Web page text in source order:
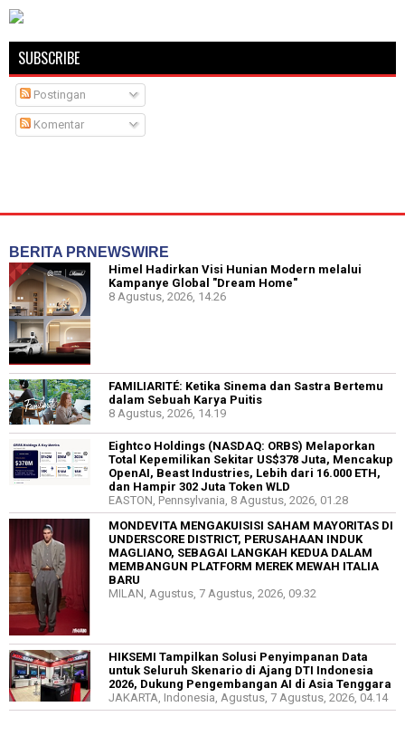
SUBSCRIBE
Postingan
Komentar
BERITA PRNEWSWIRE
Himel Hadirkan Visi Hunian Modern melalui
Kampanye Global "Dream Home"
8 Agustus, 2026, 14.26
FAMILIARITÉ: Ketika Sinema dan Sastra Bertemu
dalam Sebuah Karya Puitis
8 Agustus, 2026, 14.19
Eightco Holdings (NASDAQ: ORBS) Melaporkan
Total Kepemilikan Sekitar US$378 Juta, Mencakup
OpenAI, Beast Industries, Lebih dari 16.000 ETH,
dan Hampir 302 Juta Token WLD
EASTON, Pennsylvania, 8 Agustus, 2026, 01.28
MONDEVITA MENGAKUISISI SAHAM MAYORITAS DI
UNDERSCORE DISTRICT, PERUSAHAAN INDUK
MAGLIANO, SEBAGAI LANGKAH KEDUA DALAM
MEMBANGUN PLATFORM MEREK MEWAH ITALIA
BARU
MILAN, Agustus, 7 Agustus, 2026, 09.32
HIKSEMI Tampilkan Solusi Penyimpanan Data
untuk Seluruh Skenario di Ajang DTI Indonesia
2026, Dukung Pengembangan AI di Asia Tenggara
JAKARTA, Indonesia, Agustus, 7 Agustus, 2026, 04.14